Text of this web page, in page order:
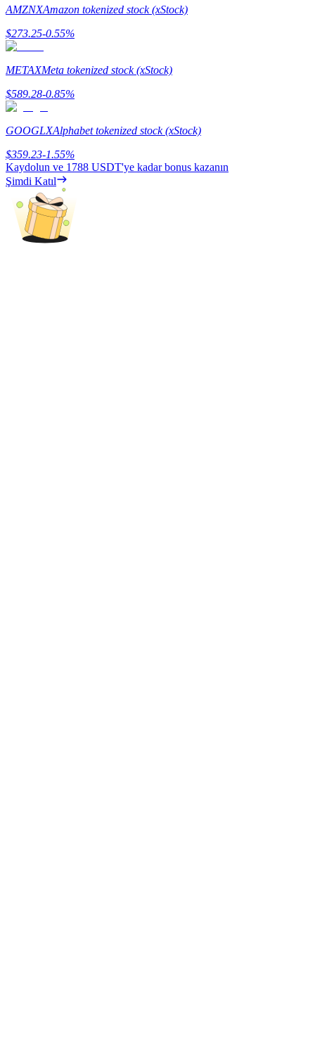
BTC Welcome Rewards
Deposit & Trade BTC to Share 25000 USDT prize pool!
Deposit CASHCAT & Win
Share 500000 CASHCAT prize pool
Exclusive for BitMart Users
AMZNXAmazon tokenized stock (xStock)
$273.25-0.55%
METAXMeta tokenized stock (xStock)
$589.28-0.85%
GOOGLXAlphabet tokenized stock (xStock)
$359.23-1.55%
Kaydolun ve 1788 USDT'ye kadar bonus kazanın
Şimdi Katıl